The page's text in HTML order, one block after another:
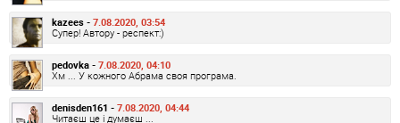
kazees - 7.08.2020, 03:54
Супер! Автору - респект:)
pedovka - 7.08.2020, 04:10
Хм ... У кожного Абрама своя програма.
denisden161 - 7.08.2020, 04:44
Читаєш це і думаєш ...